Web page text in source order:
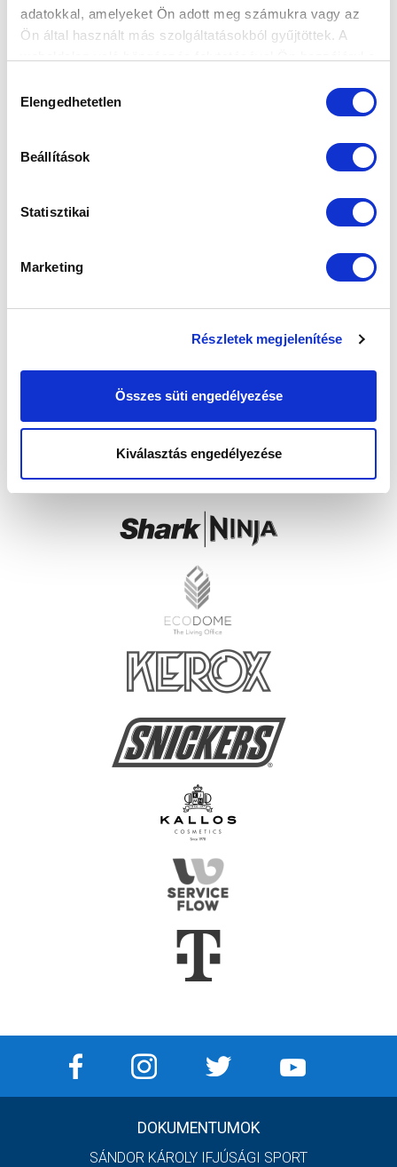
adatokkal, amelyeket Ön adott meg számukra vagy az
Ön által használt más szolgáltatásokból gyűjtöttek. A
kiválasztása
Elengedhetetlen
Beállítások
Statisztikai
Marketing
Részletek megjelenítése
Összes süti engedélyezése
Kiválasztás engedélyezése
DOKUMENTUMOK
SÁNDOR KÁROLY IFJÚSÁGI SPORT